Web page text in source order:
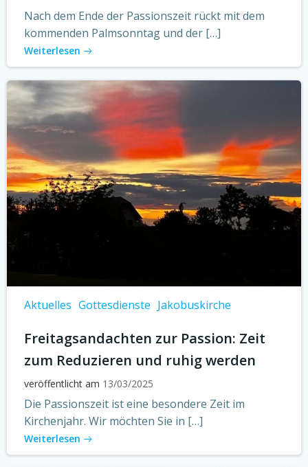
Nach dem Ende der Passionszeit rückt mit dem
kommenden Palmsonntag und der […]
Weiterlesen
Aktuelles Gottesdienste Jakobuskirche
Freitagsandachten zur Passion: Zeit
zum Reduzieren und ruhig werden
veröffentlicht am 13/03/2025
Die Passionszeit ist eine besondere Zeit im
Kirchenjahr. Wir möchten Sie in […]
Weiterlesen